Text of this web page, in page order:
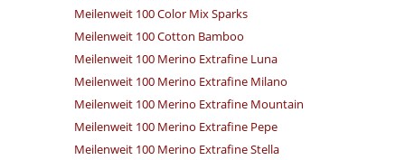
Meilenweit 100 Color Mix Sparks
Meilenweit 100 Cotton Bamboo
Meilenweit 100 Merino Extrafine Luna
Meilenweit 100 Merino Extrafine Milano
Meilenweit 100 Merino Extrafine Mountain
Meilenweit 100 Merino Extrafine Pepe
Meilenweit 100 Merino Extrafine Stella